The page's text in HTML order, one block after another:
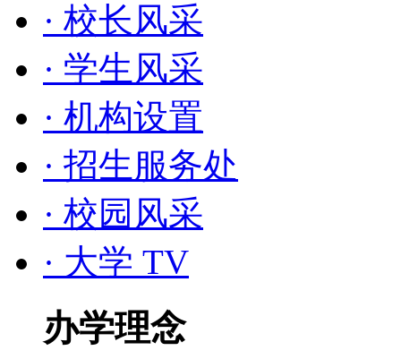
· 校长风采
· 学生风采
· 机构设置
· 招生服务处
· 校园风采
· 大学 TV
办学理念